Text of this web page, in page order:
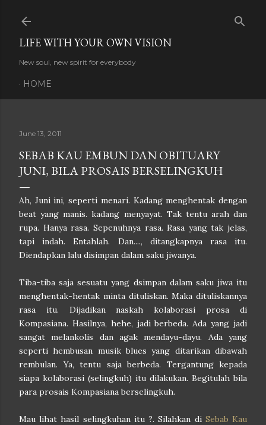
LIFE WITH YOUR OWN VISION
New soul, new spirit for everybody
HOME
June 13, 2011
SEBAB KAU EMBUN DAN OBITUARY
JUNI, BILA PROSAIS BERSELINGKUH
Ah, Juni ini, seperti menari. Kadang menghentak dengan
beat yang manis. kadang menyayat. Tak tentu arah dan
rupa. Hanya rasa. Sepenuhnya rasa. Rasa yang tak jelas,
tapi indah. Entahlah. Dan...., ditangkapnya rasa itu.
Diendapkan lalu disimpan dalam saku jiwanya.
Tiba-tiba saja sesuatu yang dsimpan dalam saku jiwa itu
menghentak-hentak minta dituliskan. Maka dituliskannya
rasa itu. Dijadikan naskah kolaborasi prosa di
Kompasiana. Hasilnya, hehe, jadi berbeda. Ada yang jadi
sangat melankolis dan agak mendayu-dayu. Ada yang
seperti hembusan musik blues yang ditarikan dibawah
rembulan. Ya, tentu saja berbeda. Tergantung kepada
siapa kolaborasi (selingkuh) itu dilakukan. Begitulah bila
para prosais Kompasiana berselingkuh.
Mau lihat hasil selingkuhan itu ?. Silahkan di Sebab Kau